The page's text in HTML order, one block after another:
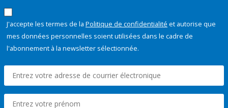
J'accepte les termes de la Politique de confidentialité et autorise que
mes données personnelles soient utilisées dans le cadre de
l'abonnement à la newsletter sélectionnée.